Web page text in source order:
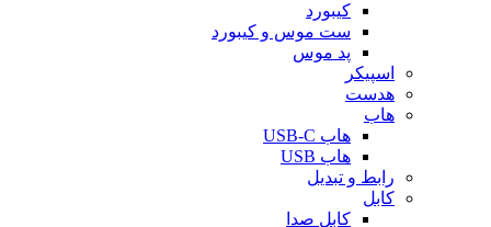
کیبورد
ست موس و کیبورد
پد موس
اسپیکر
هدست
هاب
هاب USB-C
هاب USB
رابط و تبدیل
کابل
کابل صدا